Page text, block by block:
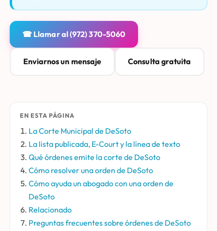
☎ Llamar al (972) 370-5060
Enviarnos un mensaje Consulta gratuita
EN ESTA PÁGINA
La Corte Municipal de DeSoto
La lista publicada, E-Court y la línea de texto
Qué órdenes emite la corte de DeSoto
Cómo resolver una orden de DeSoto
Cómo ayuda un abogado con una orden de
DeSoto
Relacionado
Preguntas frecuentes sobre órdenes de DeSoto